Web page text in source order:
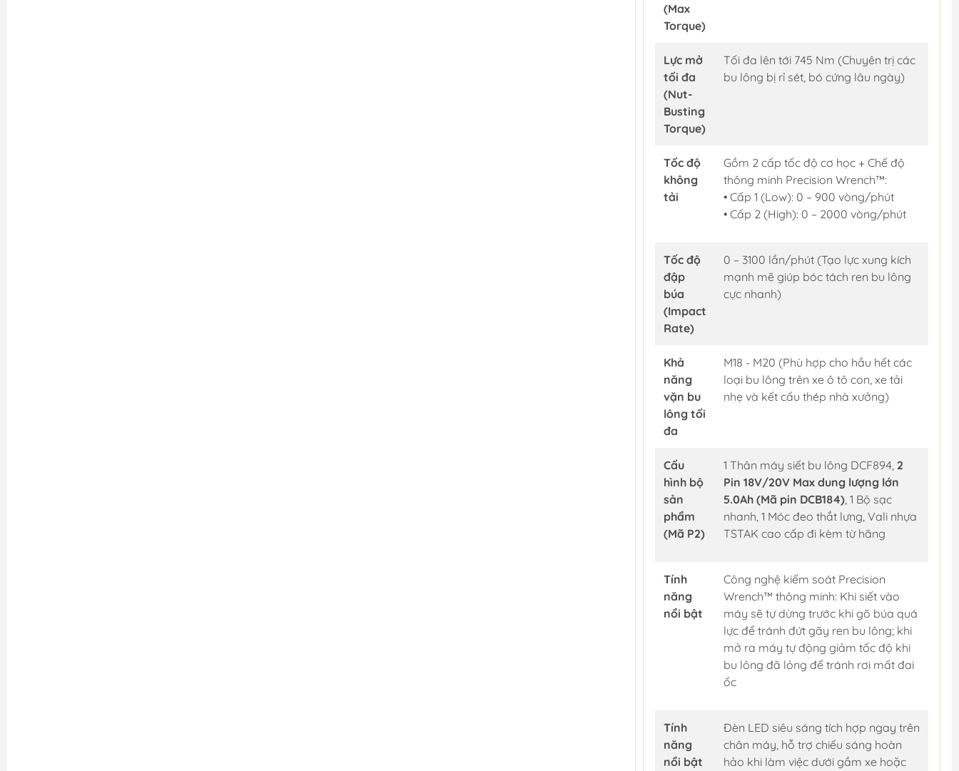
(Max
Torque)
Lực mở
tối đa
(Nut-
Busting
Torque)
Tối đa lên tới 745 Nm (Chuyên trị các
bu lông bị rỉ sét, bó cứng lâu ngày)
Tốc độ
không
tải
Gồm 2 cấp tốc độ cơ học + Chế độ
thông minh Precision Wrench™:
• Cấp 1 (Low): 0 – 900 vòng/phút
• Cấp 2 (High): 0 – 2000 vòng/phút
Tốc độ
đập
búa
(Impact
Rate)
0 – 3100 lần/phút (Tạo lực xung kích
mạnh mẽ giúp bóc tách ren bu lông
cực nhanh)
Khả
năng
vặn bu
lông tối
đa
M18 - M20 (Phù hợp cho hầu hết các
loại bu lông trên xe ô tô con, xe tải
nhẹ và kết cấu thép nhà xưởng)
Cấu
hình bộ
sản
phẩm
(Mã P2)
1 Thân máy siết bu lông DCF894, 2
Pin 18V/20V Max dung lượng lớn
5.0Ah (Mã pin DCB184), 1 Bộ sạc
nhanh, 1 Móc đeo thắt lưng, Vali nhựa
TSTAK cao cấp đi kèm từ hãng
Tính
năng
nổi bật
Công nghệ kiểm soát Precision
Wrench™ thông minh: Khi siết vào
máy sẽ tự dừng trước khi gõ búa quá
lực để tránh đứt gãy ren bu lông; khi
mở ra máy tự động giảm tốc độ khi
bu lông đã lỏng để tránh rơi mất đai
ốc
Tính
năng
nổi bật
Đèn LED siêu sáng tích hợp ngay trên
chân máy, hỗ trợ chiếu sáng hoàn
hảo khi làm việc dưới gầm xe hoặc